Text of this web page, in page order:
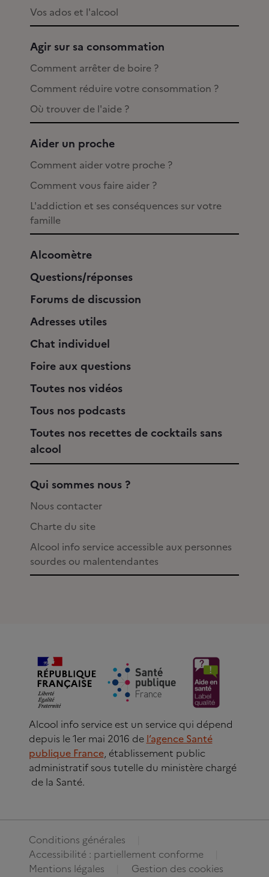
Vos ados et l'alcool
Agir sur sa consommation
Comment arrêter de boire ?
Comment réduire votre consommation ?
Où trouver de l'aide ?
Aider un proche
Comment aider votre proche ?
Comment vous faire aider ?
L'addiction et ses conséquences sur votre
famille
Alcoomètre
Questions/réponses
Forums de discussion
Adresses utiles
Chat individuel
Foire aux questions
Toutes nos vidéos
Tous nos podcasts
Toutes nos recettes de cocktails sans
alcool
Qui sommes nous ?
Nous contacter
Charte du site
Alcool info service accessible aux personnes
sourdes ou malentendantes
Alcool info service est un service qui dépend
depuis le 1er mai 2016 de l’agence Santé
publique France, établissement public
administratif sous tutelle du ministère chargé
de la Santé.
Conditions générales
Accessibilité : partiellement conforme
Mentions légales
Gestion des cookies